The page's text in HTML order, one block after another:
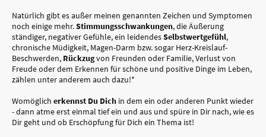
Natürlich gibt es außer meinen genannten Zeichen und Symptomen
noch einige mehr.Stimmungsschwankungen, die Äußerung
ständiger, negativer Gefühle, ein leidendesSelbstwertgefühl,
chronische Müdigkeit, Magen-Darm bzw. sogar Herz-Kreislauf-
Beschwerden, Rückzugvon Freunden oder Familie, Verlust von
Freude oder dem Erkennen für schöne und positive Dinge im Leben,
zählen unter anderem auch dazu!*
Womöglich erkennst Du Dich in dem ein oder anderen Punkt wieder
- dann atme erst einmal tief ein und aus und spüre in Dir nach, wie es
Dir geht und ob Erschöpfung für Dich ein Thema ist!